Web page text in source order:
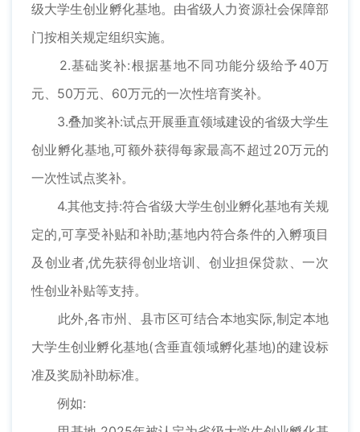
级大学生创业孵化基地。由省级人力资源社会保障部
门按相关规定组织实施。
2.基础奖补:根据基地不同功能分级给予40万
元、50万元、60万元的一次性培育奖补。
3.叠加奖补:试点开展垂直领域建设的省级大学生
创业孵化基地,可额外获得每家最高不超过20万元的
一次性试点奖补。
4.其他支持:符合省级大学生创业孵化基地有关规
定的,可享受补贴和补助;基地内符合条件的入孵项目
及创业者,优先获得创业培训、创业担保贷款、一次
性创业补贴等支持。
此外,各市州、县市区可结合本地实际,制定本地
大学生创业孵化基地(含垂直领域孵化基地)的建设标
准及奖励补助标准。
例如: